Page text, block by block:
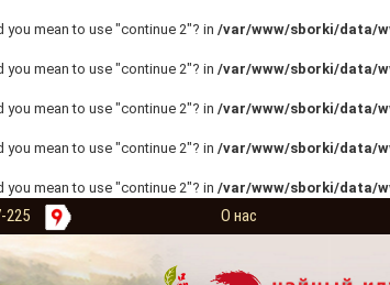
mean to use "continue 2"? in /var/www/sborki/data/
mean to use "continue 2"? in /var/www/sborki/data/
mean to use "continue 2"? in /var/www/sborki/data/
mean to use "continue 2"? in /var/www/sborki/data/
mean to use "continue 2"? in /var/www/sborki/data/
225 О нас